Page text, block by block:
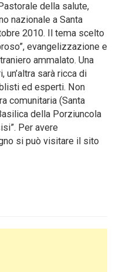
della salute,
nazionale a Santa
2010. Il tema scelto
evangelizzazione e
ammalato. Una
un’altra sarà ricca di
ed esperti. Non
comunitaria (Santa
della Porziuncola
Per avere
si può visitare il sito